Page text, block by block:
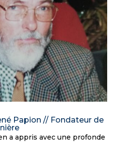
Papion // Fondateur de
a appris avec une profonde